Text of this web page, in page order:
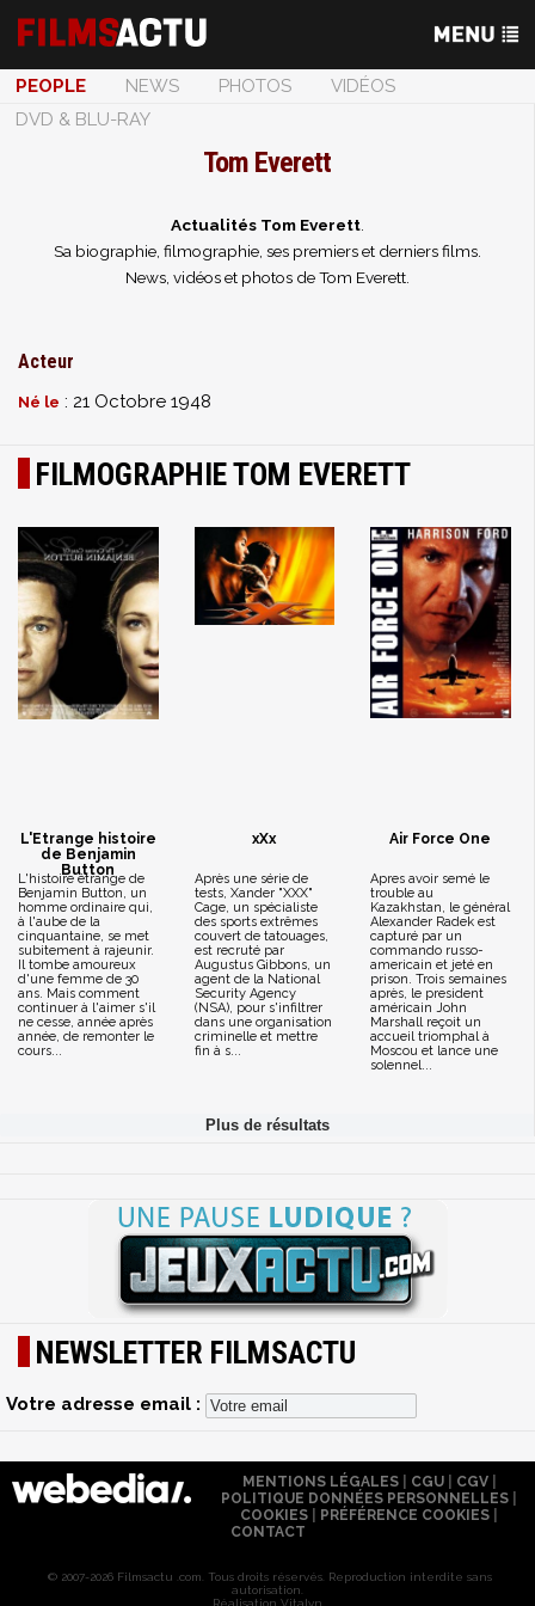
PEOPLE NEWS PHOTOS
VIDÉOS
DVD & BLU-RAY
Tom Everett
Actualités Tom Everett.
Sa biographie, filmographie, ses premiers et derniers films.
News, vidéos et photos de Tom Everett.
Acteur
Né le : 21 Octobre 1948
FILMOGRAPHIE TOM EVERETT
L'Etrange histoire
de Benjamin
Button
L'histoire étrange de
Benjamin Button, un
homme ordinaire qui,
à l'aube de la
cinquantaine, se met
subitement à rajeunir.
Il tombe amoureux
d'une femme de 30
ans. Mais comment
continuer à l'aimer s'il
ne cesse, année après
année, de remonter le
cours...
xXx
Après une série de
tests, Xander "XXX"
Cage, un spécialiste
des sports extrêmes
couvert de tatouages,
est recruté par
Augustus Gibbons, un
agent de la National
Security Agency
(NSA), pour s'infiltrer
dans une organisation
criminelle et mettre
fin à s...
Air Force One
Apres avoir semé le
trouble au
Kazakhstan, le général
Alexander Radek est
capturé par un
commando russo-
americain et jeté en
prison. Trois semaines
après, le president
américain John
Marshall reçoit un
accueil triomphal à
Moscou et lance une
solennel...
NEWSLETTER FILMSACTU
Votre adresse email :
MENTIONS LÉGALES| CGU| CGV|
POLITIQUE DONNÉES PERSONNELLES
COOKIES
PRÉFÉRENCE COOKIES
CONTACT
© 2007-2026 Filmsactu .com. Tous droits réservés. Reproduction interdite sans
autorisation.
Réalisation Vitalyn